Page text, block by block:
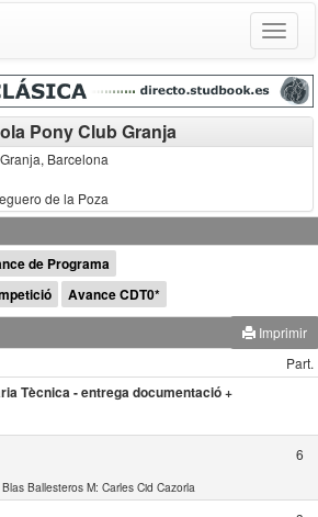
Toggle
Pony Club Granja
Barcelona
de la Poza
de Programa
Avance CDT0*
Imprimir
Part.
Tècnica - entrega documentació +
6
BallesterosM: Carles Cid Cazorla